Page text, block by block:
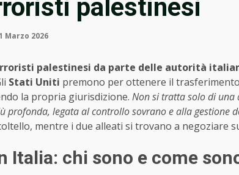
palestinesi
Marzo 2026
palestinesi da parte delle autorità
Stati Uniti premono per ottenere il
la propria giurisdizione. Non si tratta solo di una
profonda, legata al controllo sovrano e alla gestione
mentre i due alleati si trovano a negoziare
Italia: chi sono e come